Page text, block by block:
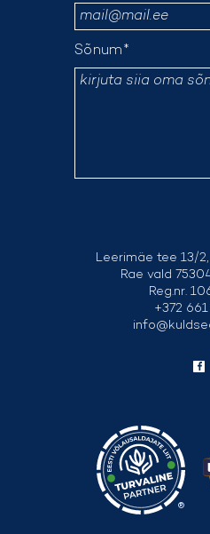
Sõnum*
Leerimäe tee 13/
Rae vald
Reg.nr.
+372
®